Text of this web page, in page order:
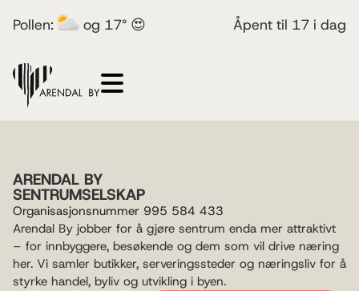
Pollen: og 17° 😍 Åpent til 17 i dag
ARENDAL BY
SENTRUMSELSKAP
Organisasjonsnummer 995 584 433
Arendal By jobber for å gjøre sentrum enda mer attraktivt
– for innbyggere, besøkende og dem som vil drive næring
her. Vi samler butikker, serveringssteder og næringsliv for å
styrke handel, byliv og utvikling i byen.